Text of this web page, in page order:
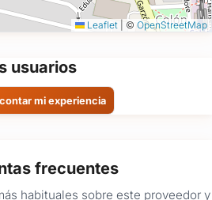
Leaflet © OpenStreetMap
usuarios
mi experiencia
frecuentes
habituales sobre este proveedor y